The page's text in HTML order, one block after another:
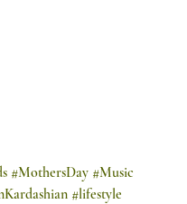
#MothersDay #Music
#lifestyle